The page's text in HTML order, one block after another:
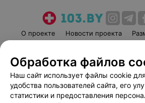
О проекте Новости проекта
Пользовательское соглашение
Вакансии
Написать руководителю
Обработка файлов
Наш сайт использует файлы cookie
удобства пользователей сайта, его
статистики и предоставления